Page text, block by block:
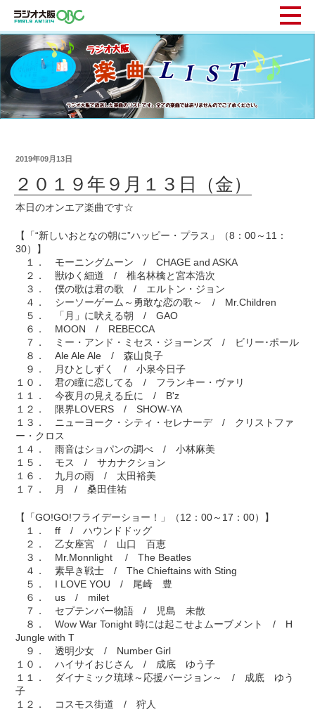
2019年09月13日
２０１９年９月１３日（金）
本日のオンエア楽曲です☆
【「“新しいおとなの朝に”ハッピー・プラス」（8：00～11：
30）】
１． モーニングムーン / CHAGE and ASKA
２． 獣ゆく細道 / 椎名林檎と宮本浩次
３． 僕の歌は君の歌 / エルトン・ジョン
４． シーソーゲーム～勇敢な恋の歌～ / Mr.Children
５． 「月」に吠える朝 / GAO
６． MOON / REBECCA
７． ミー・アンド・ミセス・ジョーンズ / ビリー･ポール
８． Ale Ale Ale / 森山良子
９． 月ひとしずく / 小泉今日子
１０． 君の瞳に恋してる / フランキー・ヴァリ
１１． 今夜月の見える丘に / B'z
１２． 限界LOVERS / SHOW-YA
１３． ニューヨーク・シティ・セレナーデ / クリストファ
ー・クロス
１４． 雨音はショパンの調べ / 小林麻美
１５． モス / サカナクション
１６． 九月の雨 / 太田裕美
１７． 月 / 桑田佳祐
【「GO!GO!フライデーショー！」（12：00～17：00）】
１． ff / ハウンドドッグ
２． 乙女座宮 / 山口 百恵
３． Mr.Monnlight / The Beatles
４． 素早き戦士 / The Chieftains with Sting
５． I LOVE YOU / 尾崎 豊
６． us / milet
７． セプテンバー物語 / 児島 未散
８． Wow War Tonight 時には起こせよムーブメント / H
Jungle with T
９． 透明少女 / Number Girl
１０． ハイサイおじさん / 成底 ゆう子
１１． ダイナミック琉球～応援バージョン～ / 成底 ゆう
子
１２． コスモス街道 / 狩人